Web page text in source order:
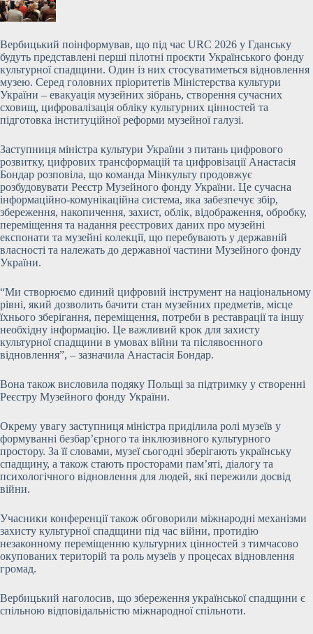
Вербицький поінформував, що під час URC 2026 у Гданську
будуть представлені перші пілотні проєкти Українського фонду
культурної спадщини. Один із них стосуватиметься відновлення
музею. Серед головних пріоритетів Міністерства культури
України – евакуація музейних зібрань, створення сучасних
сховищ, цифровалізація обліку культурних цінностей та
підготовка інституційної реформи музейної галузі.
Заступниця міністра культури України з питань цифрового
розвитку, цифрових трансформацій та цифровізації Анастасія
Бондар розповіла, що команда Мінкульту продовжує
розбудовувати Реєстр Музейного фонду України. Це сучасна
інформаційно-комунікаційна система, яка забезпечує збір,
збереження, накопичення, захист, облік, відображення, обробку,
переміщення та надання реєстрових даних про музейні
експонати та музейні колекції, що перебувають у державній
власності та належать до державної частини Музейного фонду
України.
“Ми створюємо єдиний цифровий інструмент на національному
рівні, який дозволить бачити стан музейних предметів, місце
їхнього зберігання, переміщення, потреби в реставрації та іншу
необхідну інформацію. Це важливий крок для захисту
культурної спадщини в умовах війни та післявоєнного
відновлення”, – зазначила Анастасія Бондар.
Вона також висловила подяку Польщі за підтримку у створенні
Реєстру Музейного фонду України.
Окрему увагу заступниця міністра приділила ролі музеїв у
формуванні безбар’єрного та інклюзивного культурного
простору. За її словами, музеї сьогодні зберігають українську
спадщину, а також стають просторами пам’яті, діалогу та
психологічного відновлення для людей, які пережили досвід
війни.
Учасники конференції також обговорили міжнародні механізми
захисту культурної спадщини під час війни, протидію
незаконному переміщенню культурних цінностей з тимчасово
окупованих територій та роль музеїв у процесах відновлення
громад.
Вербицький наголосив, що збереження української спадщини є
спільною відповідальністю міжнародної спільноти.